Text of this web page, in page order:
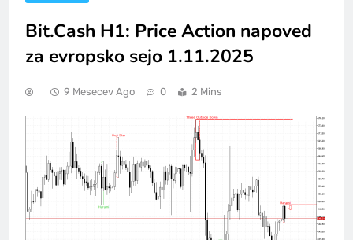
Bit.Cash H1: Price Action napoved
za evropsko sejo 1.11.2025
9 Mesecev Ago 0 2 Mins